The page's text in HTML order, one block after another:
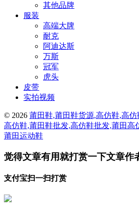
其他品牌
服装
高端大牌
耐克
阿迪达斯
万斯
冠军
虎头
皮带
实拍视频
© 2026 莆田鞋,莆田鞋货源,高仿鞋,高
高仿鞋,莆田鞋批发,高仿鞋批发,莆田高
莆田运动鞋
觉得文章有用就打赏一下文章作
支付宝扫一扫打赏